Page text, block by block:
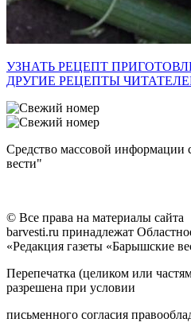
УЗНАТЬ РЕЦЕПТ
ДРУГИЕ РЕЦЕПТЫ
Средство массовой информации
вести"
© Все права на материалы сайта
barvesti.ru принадлежат
«Редакция газеты «Барышские
Перепечатка (целиком или
разрешена при условии
письменного согласия